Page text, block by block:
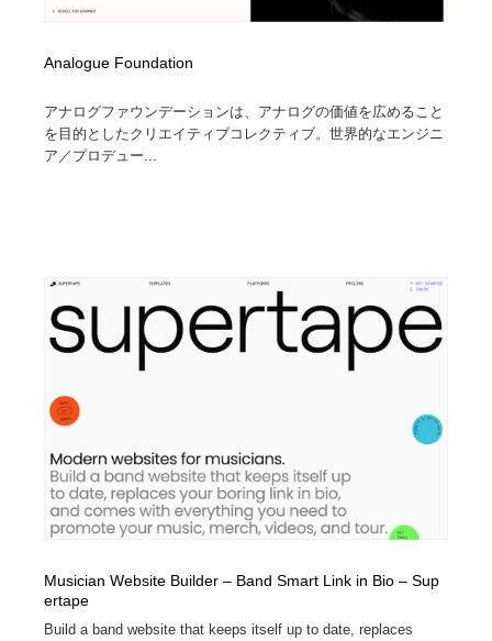
Analogue Foundation
アナログファウンデーションは、アナログの価値を広めること
を目的としたクリエイティブコレクティブ。世界的なエンジニ
ア／プロデュー...
Musician Website Builder – Band Smart Link in Bio – Sup
ertape
Build a band website that keeps itself up to date, replaces